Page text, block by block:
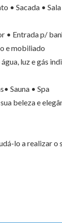
• Sacada •
• Entrada p/
e mobiliado
luz e gás
Sauna • Spa
beleza e
lo a realizar o